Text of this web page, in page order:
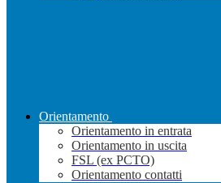
Orientamento
Orientamento in entrata
Orientamento in uscita
FSL (ex PCTO)
Orientamento contatti